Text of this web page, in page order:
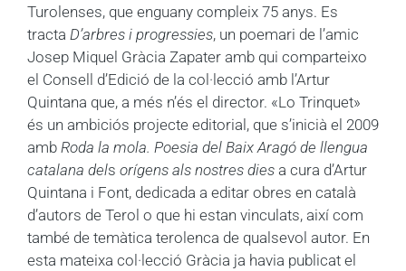
Turolenses, que enguany compleix 75 anys. Es
tracta D’arbres i progressies, un poemari de l’amic
Josep Miquel Gràcia Zapater amb qui comparteixo
el Consell d’Edició de la col·lecció amb l’Artur
Quintana que, a més n’és el director. «Lo Trinquet»
és un ambiciós projecte editorial, que s’inicià el 2009
amb Roda la mola. Poesia del Baix Aragó de llengua
catalana dels orígens als nostres dies a cura d’Artur
Quintana i Font, dedicada a editar obres en català
d’autors de Terol o que hi estan vinculats, així com
també de temàtica terolenca de qualsevol autor. En
esta mateixa col·lecció Gràcia ja havia publicat el